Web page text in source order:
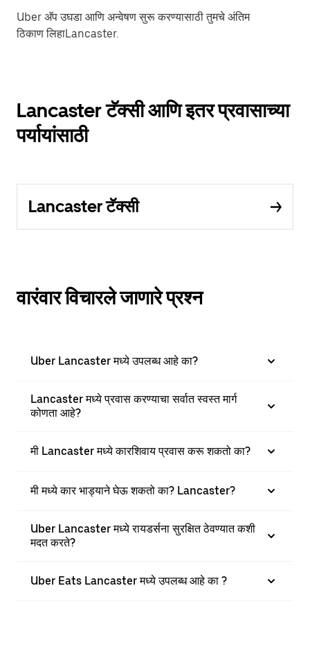
Uber अ‍ॅप उघडा आणि अन्वेषण सुरू करण्यासाठी तुमचे अंतिम
ठिकाण लिहाLancaster.
Lancaster टॅक्सी आणि इतर प्रवासाच्या
पर्यायांसाठी
Lancaster टॅक्सी
वारंवार विचारले जाणारे प्रश्न
Uber Lancaster मध्ये उपलब्ध आहे का?
Lancaster मध्ये प्रवास करण्याचा सर्वात स्वस्त मार्ग
कोणता आहे?
मी Lancaster मध्ये कारशिवाय प्रवास करू शकतो का?
मी मध्ये कार भाड्याने घेऊ शकतो का? Lancaster?
Uber Lancaster मध्ये रायडर्सना सुरक्षित ठेवण्यात कशी
मदत करते?
Uber Eats Lancaster मध्ये उपलब्ध आहे का ?